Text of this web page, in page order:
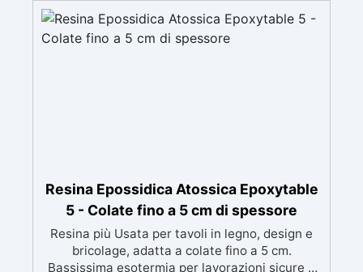
Certificata Atossica post catalisi per contatto
con la pelle, BPA free e VoC Free
Resina Epossidica Atossica Epoxytable
5 - Colate fino a 5 cm di spessore
Resina più Usata per tavoli in legno, design e
bricolage, adatta a colate fino a 5 cm.
Bassissima esotermia per lavorazioni sicure e